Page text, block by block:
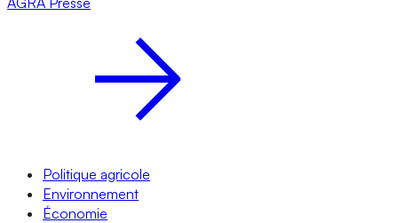
Politique agricole
Environnement
Économie